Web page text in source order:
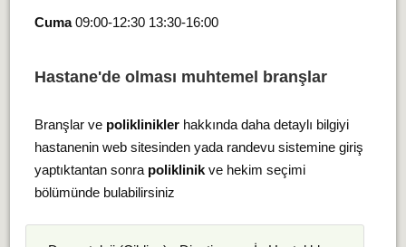
Cuma09:00-12:30 13:30-16:00
Hastane'de olması muhtemel branşlar
Branşlar ve polikliniklerhakkında daha detaylı bilgiyi
hastanenin web sitesinden yada randevu sistemine giriş
yaptıktantan sonra poliklinikve hekim seçimi
bölümünde bulabilirsiniz